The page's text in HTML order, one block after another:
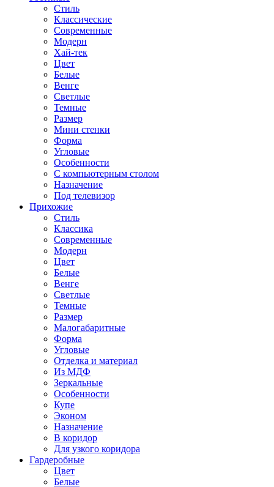
Стиль
Классические
Современные
Модерн
Хай-тек
Цвет
Белые
Венге
Светлые
Темные
Размер
Мини стенки
Форма
Угловые
Особенности
С компьютерным столом
Назначение
Под телевизор
Прихожие
Стиль
Классика
Современные
Модерн
Цвет
Белые
Венге
Светлые
Темные
Размер
Малогабаритные
Форма
Угловые
Отделка и материал
Из МДФ
Зеркальные
Особенности
Купе
Эконом
Назначение
В коридор
Для узкого коридора
Гардеробные
Цвет
Белые